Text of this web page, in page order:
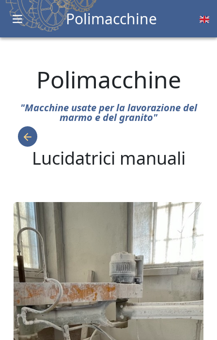
Open main menuPolimacchine
Polimacchine
"Macchine usate per la lavorazione del
marmo e del granito"
Lucidatrici manuali